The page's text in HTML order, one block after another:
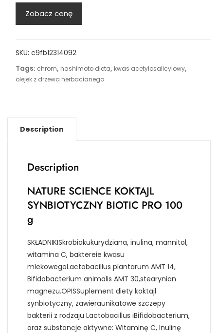
Zobacz cenę
SKU: c9fb12314092
Tags: chrom, hashimoto dieta, kwas acetylosalicylowy,
olejek z drzewa herbacianego
Description
Description
NATURE SCIENCE KOKTAJL
SYNBIOTYCZNY BIOTIC PRO 100
g
SKŁADNIKISkrobiakukurydziana, inulina, mannitol,
witamina C, baktereie kwasu
mlekowegoLactobacillus plantarum AMT 14,
Bifidobacterium animalis AMT 30,stearynian
magnezu.OPISSuplement diety koktajl
synbiotyczny, zawieraunikatowe szczepy
bakterii z rodzaju Lactobacillus iBifidobacterium,
oraz substancje aktywne: Witaminę C, Inulinę